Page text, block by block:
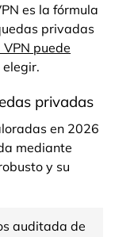
es la fórmula
privadas
puede
privadas
en 2026
mediante
y su
auditada de